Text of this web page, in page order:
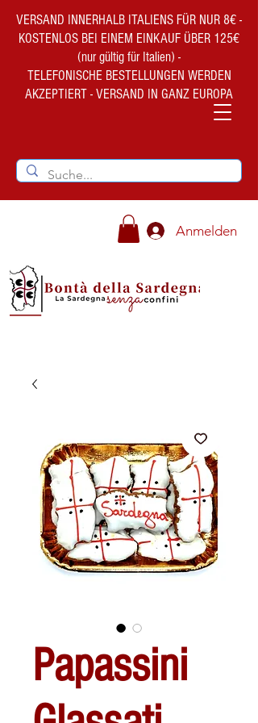
VERSAND INNERHALB ITALIENS FÜR NUR 8€ -
KOSTENLOS BEI EINEM EINKAUF ÜBER 125€
(nur gültig für Italien) -
TELEFONISCHE BESTELLUNGEN WERDEN
AKZEPTIERT - VERSAND IN GANZ EUROPA
Anmelden
Papassini